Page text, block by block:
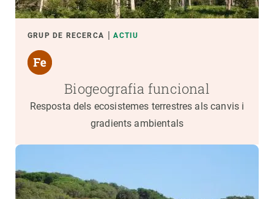
GRUP DE RECERCA ACTIU
Biogeografia funcional
Resposta dels ecosistemes terrestres als canvis i
gradients ambientals